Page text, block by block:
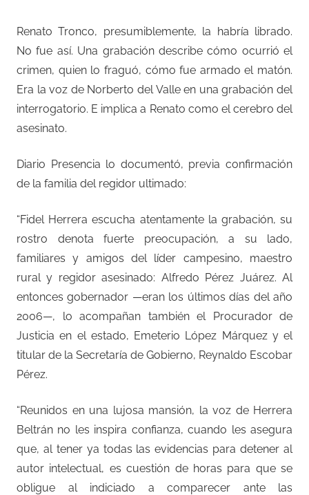
Renato Tronco, presumiblemente, la habría librado.
No fue así. Una grabación describe cómo ocurrió el
crimen, quien lo fraguó, cómo fue armado el matón.
Era la voz de Norberto del Valle en una grabación del
interrogatorio. E implica a Renato como el cerebro del
asesinato.
Diario Presencia lo documentó, previa confirmación
de la familia del regidor ultimado:
“Fidel Herrera escucha atentamente la grabación, su
rostro denota fuerte preocupación, a su lado,
familiares y amigos del líder campesino, maestro
rural y regidor asesinado: Alfredo Pérez Juárez. Al
entonces gobernador —eran los últimos días del año
2006—, lo acompañan también el Procurador de
Justicia en el estado, Emeterio López Márquez y el
titular de la Secretaría de Gobierno, Reynaldo Escobar
Pérez.
“Reunidos en una lujosa mansión, la voz de Herrera
Beltrán no les inspira confianza, cuando les asegura
que, al tener ya todas las evidencias para detener al
autor intelectual, es cuestión de horas para que se
obligue al indiciado a comparecer ante las